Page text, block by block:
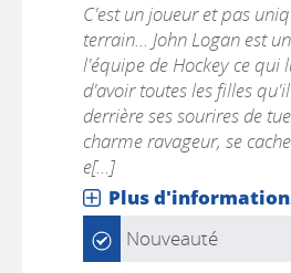
C'est un joueur et pas
terrain... John Logan est
l'équipe de Hockey ce qui
d'avoir toutes les filles
derrière ses sourires de
charme ravageur, se
e[...]
Plus
Nouveauté